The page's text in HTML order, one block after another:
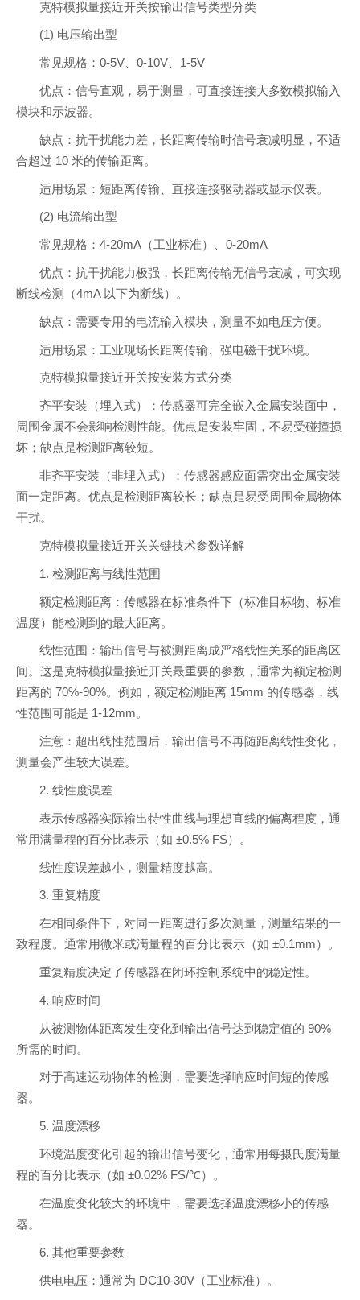
克特模拟量接近开关按输出信号类型分类
(1) 电压输出型
常见规格：0-5V、0-10V、1-5V
优点：信号直观，易于测量，可直接连接大多数模拟输入
模块和示波器。
缺点：抗干扰能力差，长距离传输时信号衰减明显，不适
合超过 10 米的传输距离。
适用场景：短距离传输、直接连接驱动器或显示仪表。
(2) 电流输出型
常见规格：4-20mA（工业标准）、0-20mA
优点：抗干扰能力极强，长距离传输无信号衰减，可实现
断线检测（4mA 以下为断线）。
缺点：需要专用的电流输入模块，测量不如电压方便。
适用场景：工业现场长距离传输、强电磁干扰环境。
克特模拟量接近开关按安装方式分类
齐平安装（埋入式）：传感器可完全嵌入金属安装面中，
周围金属不会影响检测性能。优点是安装牢固，不易受碰撞损
坏；缺点是检测距离较短。
非齐平安装（非埋入式）：传感器感应面需突出金属安装
面一定距离。优点是检测距离较长；缺点是易受周围金属物体
干扰。
克特模拟量接近开关关键技术参数详解
1. 检测距离与线性范围
额定检测距离：传感器在标准条件下（标准目标物、标准
温度）能检测到的最大距离。
线性范围：输出信号与被测距离成严格线性关系的距离区
间。这是克特模拟量接近开关最重要的参数，通常为额定检测
距离的 70%-90%。例如，额定检测距离 15mm 的传感器，线
性范围可能是 1-12mm。
注意：超出线性范围后，输出信号不再随距离线性变化，
测量会产生较大误差。
2. 线性度误差
表示传感器实际输出特性曲线与理想直线的偏离程度，通
常用满量程的百分比表示（如 ±0.5% FS）。
线性度误差越小，测量精度越高。
3. 重复精度
在相同条件下，对同一距离进行多次测量，测量结果的一
致程度。通常用微米或满量程的百分比表示（如 ±0.1mm）。
重复精度决定了传感器在闭环控制系统中的稳定性。
4. 响应时间
从被测物体距离发生变化到输出信号达到稳定值的 90%
所需的时间。
对于高速运动物体的检测，需要选择响应时间短的传感
器。
5. 温度漂移
环境温度变化引起的输出信号变化，通常用每摄氏度满量
程的百分比表示（如 ±0.02% FS/℃）。
在温度变化较大的环境中，需要选择温度漂移小的传感
器。
6. 其他重要参数
供电电压：通常为 DC10-30V（工业标准）。